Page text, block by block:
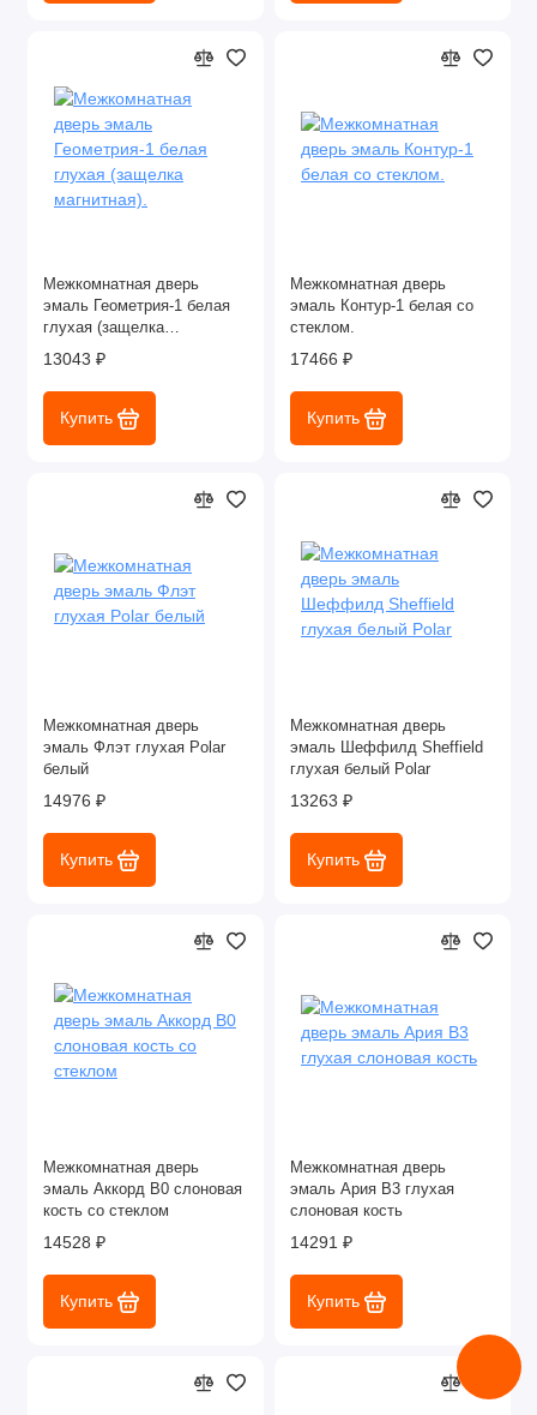
Межкомнатная дверь
эмаль Геометрия-1 белая
глухая (защелка
магнитная).
13043 ₽
Купить
Межкомнатная дверь
эмаль Контур-1 белая со
стеклом.
17466 ₽
Купить
Межкомнатная дверь
эмаль Флэт глухая Polar
белый
14976 ₽
Купить
Межкомнатная дверь
эмаль Шеффилд Sheffield
глухая белый Polar
13263 ₽
Купить
Межкомнатная дверь
эмаль Аккорд В0 слоновая
кость со стеклом
14528 ₽
Купить
Межкомнатная дверь
эмаль Ария В3 глухая
слоновая кость
14291 ₽
Купить